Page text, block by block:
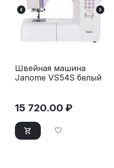
Швейная машина
Janome VS54S белый
15 720.00 ₽